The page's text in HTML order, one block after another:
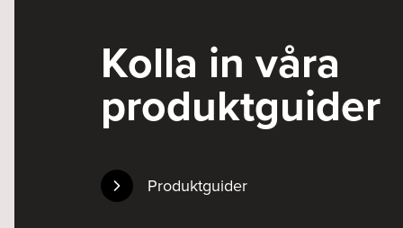
Kolla in våra
produktguider
Produktguider